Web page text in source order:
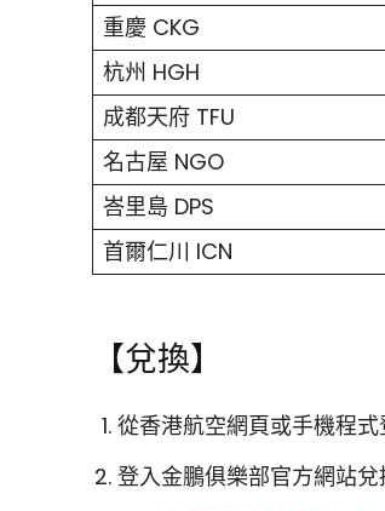
重慶 CKG
杭州 HGH
成都天府 TFU
名古屋 NGO
峇里島 DPS
首爾仁川 ICN
【兌換】
從香港航空網頁或手機程
登入金鵬俱樂部官方網站